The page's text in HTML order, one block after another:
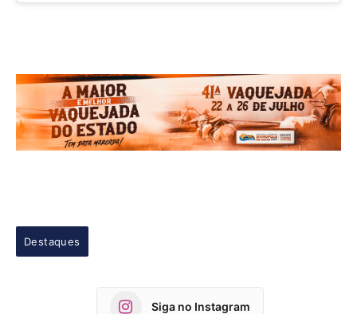
Destaques
Siga no Instagram